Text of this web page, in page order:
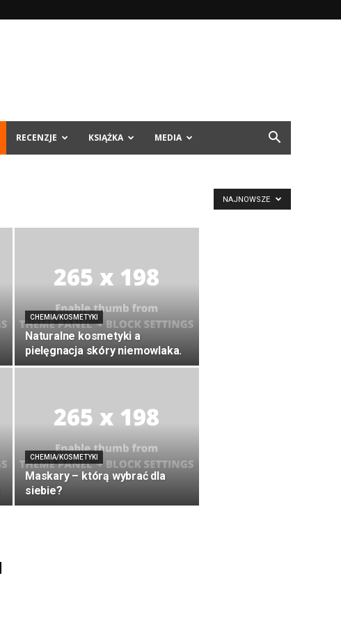
RECENZJE KSIĄŻKA MEDIA
NAJNOWSZE
CHEMIA/KOSMETYKI
Naturalne kosmetyki a
pielęgnacja skóry niemowlaka.
CHEMIA/KOSMETYKI
Maskary – którą wybrać dla
siebie?